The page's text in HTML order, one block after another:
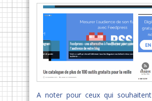
A noter pour ceux qui souhaitent